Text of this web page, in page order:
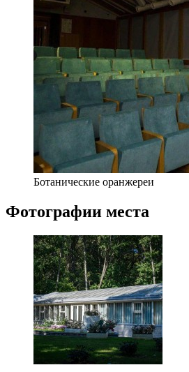
Ботанические оранжереи
Фотографии места